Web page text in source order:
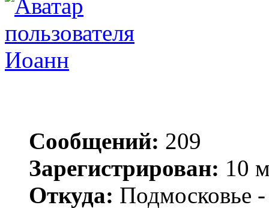
Иоанн
Сообщений: 209
Зарегистрирован: 10
Откуда: Подмосковье